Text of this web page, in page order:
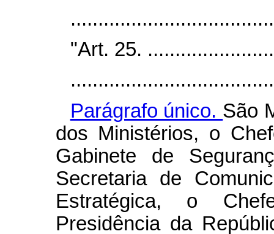
"Art. 25.
Parágrafo único. São
dos Ministérios, o
Gabinete de
Secretaria de
Estratégica, o
Presidência da